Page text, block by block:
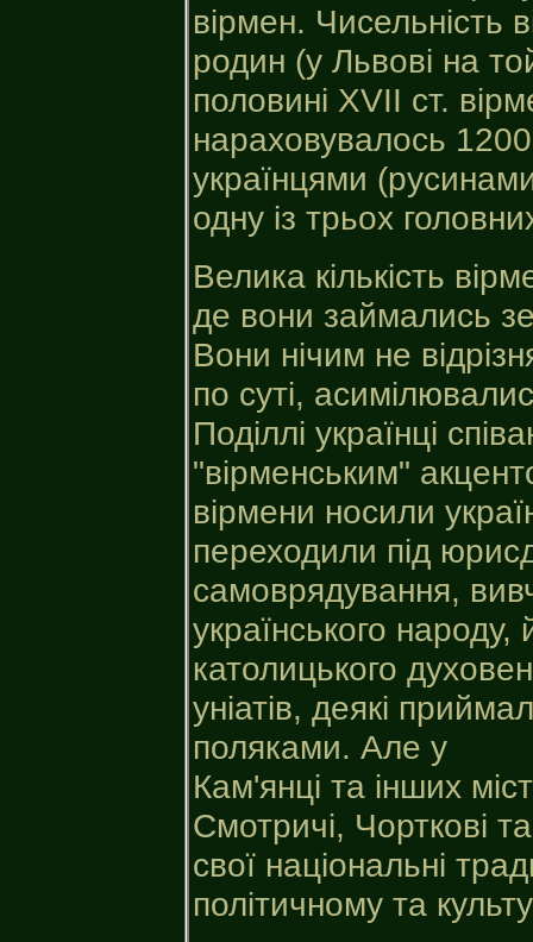
вірмен. Чисельність
родин (у Львові на
половині XVII ст.
нараховувалось
українцями
одну із трьох
Велика кількість
де вони займались
Вони нічим не
по суті,
Поділлі українці
"вірменським"
вірмени носили
переходили під
самоврядування,
українського народу,
католицького
уніатів, деякі
поляками. Але у
Кам'янці та інших
Смотричі, Чорткові
свої національні
політичному та